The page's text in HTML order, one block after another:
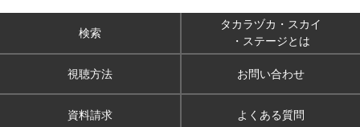
検索
タカラヅカ・スカイ
・ステージとは
視聴方法 お問い合わせ
資料請求 よくある質問